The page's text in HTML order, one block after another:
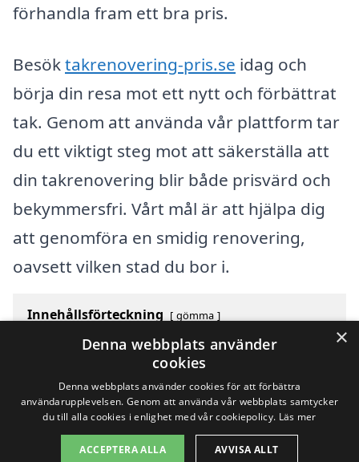
förhandla fram ett bra pris.
Besöktakrenovering-pris.se idag och
börja din resa mot ett nytt och förbättrat
tak. Genom att använda vår plattform tar
du ett viktigt steg mot att säkerställa att
din takrenovering blir både prisvärd och
bekymmersfri. Vårt mål är att hjälpa dig
att genomföra en smidig renovering,
oavsett vilken stad du bor i.
Innehållsförteckning gömma
Översikt över svenska städer som börjar med N
Sök efter en skicklig takrenovering i andra städer i
Copyright 2026 - Pilanto Aps
×
Denna webbplats använder
cookies
Denna webbplats använder cookies för att förbättra
användarupplevelsen. Genom att använda vår webbplats samtycker
du till alla cookies i enlighet med vår cookiepolicy. Läs mer
ACCEPTERA ALLA AVVISA ALLT